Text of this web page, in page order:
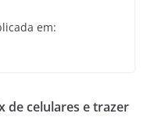
em:
de celulares e trazer